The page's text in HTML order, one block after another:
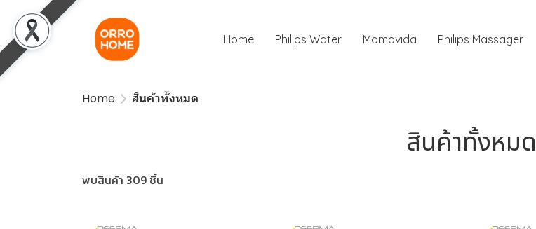
Home Philips Water Momovida Philips Massager
Home สินค้าทั้งหมด
สินค้าทั้งหมด
พบสินค้า 309 ชิ้น